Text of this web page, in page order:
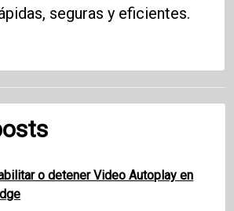
seguras y eficientes.
o detener Video Autoplay en